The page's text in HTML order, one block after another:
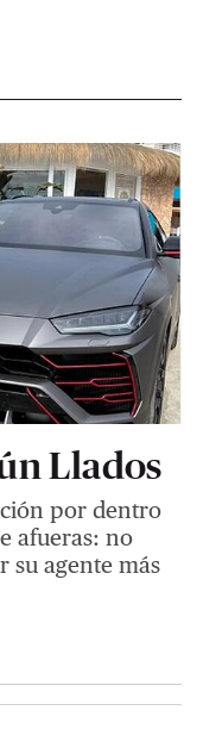
Llados
por dentro
afueras: no
su agente más